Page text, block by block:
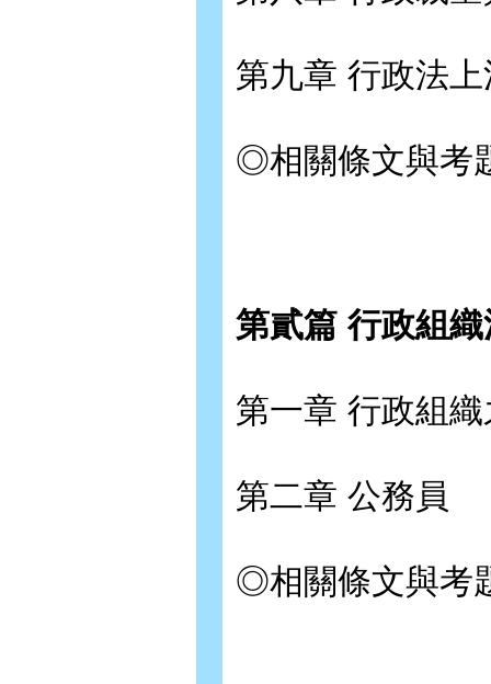
第九章 行政法
◎相關條文與考
第貳篇 行政組
第一章 行政組
第二章 公務員
◎相關條文與考